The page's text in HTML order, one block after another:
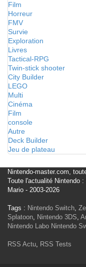
Film
Horreur
FMV
Survie
Exploration
Livres
Tactical-RPG
Twin-stick shooter
City Builder
LEGO
Multi
Cinéma
Film
console
Autre
Deck Builder
Jeu de plateau
Nintendo-master.com,
Toute l'actualité Nintendo
Mario - 2003-2026
Tags : Nintendo Switch,
Splatoon, Nintendo 3DS,
Nintendo Labo Nintendo
RSS Actu, RSS Tests